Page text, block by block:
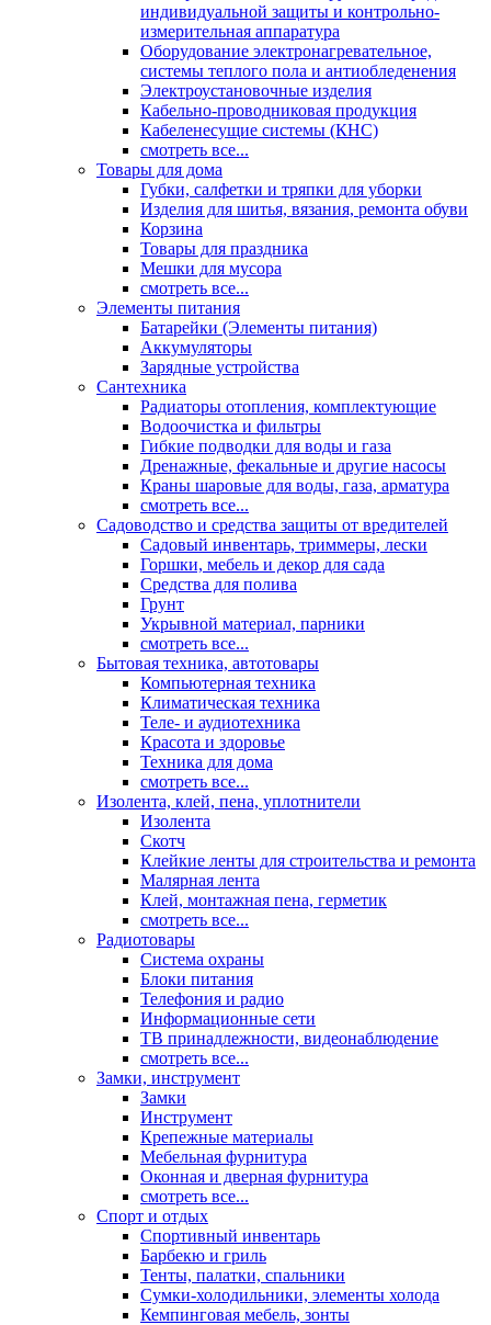
индивидуальной защиты и контрольно-
измерительная аппаратура
Оборудование электронагревательное,
системы теплого пола и антиобледенения
Электроустановочные изделия
Кабельно-проводниковая продукция
Кабеленесущие системы (КНС)
смотреть все...
Товары для дома
Губки, салфетки и тряпки для уборки
Изделия для шитья, вязания, ремонта обуви
Корзина
Товары для праздника
Мешки для мусора
смотреть все...
Элементы питания
Батарейки (Элементы питания)
Аккумуляторы
Зарядные устройства
Сантехника
Радиаторы отопления, комплектующие
Водоочистка и фильтры
Гибкие подводки для воды и газа
Дренажные, фекальные и другие насосы
Краны шаровые для воды, газа, арматура
смотреть все...
Садоводство и средства защиты от вредителей
Садовый инвентарь, триммеры, лески
Горшки, мебель и декор для сада
Средства для полива
Грунт
Укрывной материал, парники
смотреть все...
Бытовая техника, автотовары
Компьютерная техника
Климатическая техника
Теле- и аудиотехника
Красота и здоровье
Техника для дома
смотреть все...
Изолента, клей, пена, уплотнители
Изолента
Скотч
Клейкие ленты для строительства и ремонта
Малярная лента
Клей, монтажная пена, герметик
смотреть все...
Радиотовары
Система охраны
Блоки питания
Телефония и радио
Информационные сети
ТВ принадлежности, видеонаблюдение
смотреть все...
Замки, инструмент
Замки
Инструмент
Крепежные материалы
Мебельная фурнитура
Оконная и дверная фурнитура
смотреть все...
Спорт и отдых
Спортивный инвентарь
Барбекю и гриль
Тенты, палатки, спальники
Сумки-холодильники, элементы холода
Кемпинговая мебель, зонты